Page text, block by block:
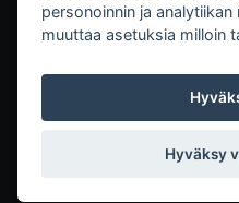
Linkit
personoinnin ja
muuttaa asetuksia milloin
Hyväksy